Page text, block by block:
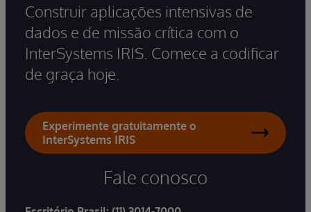
Construir aplicações intensivas de
dados e de missão crítica com o
InterSystems IRIS. Comece a codificar
de graça hoje.
Experimente gratuitamente o
InterSystems IRIS
Fale conosco